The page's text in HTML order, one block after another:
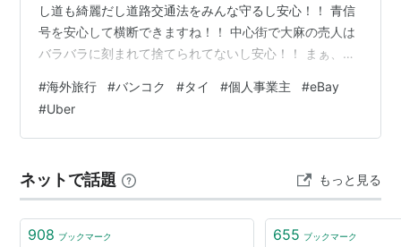
2009年4月、eBayジャパンが日本ユーザーの売買をサ
ポートする新たなサポートサイトとして本格始動。
ィ」として、
http://www.nihon5guide.com/ や
済が禁止され、日本からは「
」「クレジットカー
クレジットカード以外にも
デビットカード登録が可能に
し道も綺麗だし道路交通法をみんな守るし安心！！ 青信
号を安心して横断できますね！！ 中心街で大麻の売人は
バラバラに刻まれて捨てられてないし安心！！ まぁ、ホ
超えちゃうけどね。 バンコクならジム＆プール付きなの
に・・・(´；ω；`) そんなこんなで6月はバンコク旅行が
中心となったけれど収入は ・UBER配達等肉体労働 実働2
388,681円 ・株式資産の配当＆分…
#海外旅行 #バンコク #タイ #個人事業主 #eBay
#Uber
ネットで話題 もっと見る
908 ブックマーク 655 ブックマーク